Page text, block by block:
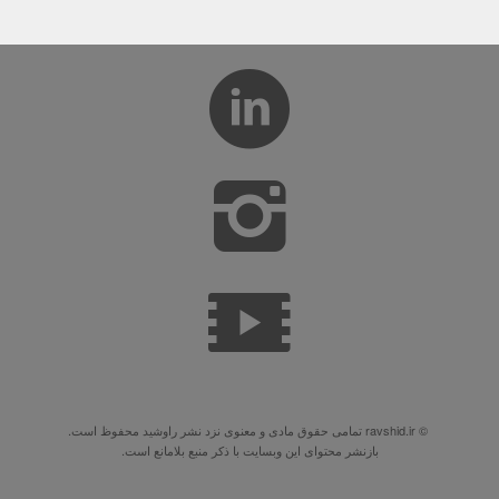
© ravshid.ir تمامی حقوق مادی و معنوی نزد نشر راوشید محفوظ است.
بازنشر محتوای این وبسایت با ذکر منبع بلامانع است.